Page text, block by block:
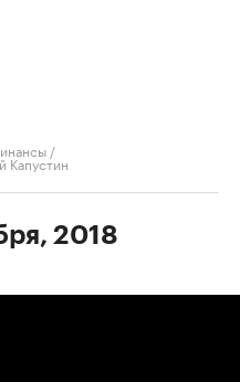
/
Капустин
2018